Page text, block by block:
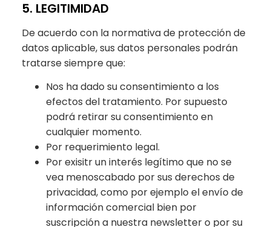
5. LEGITIMIDAD
De acuerdo con la normativa de protección de
datos aplicable, sus datos personales podrán
tratarse siempre que:
Nos ha dado su consentimiento a los
efectos del tratamiento. Por supuesto
podrá retirar su consentimiento en
cualquier momento.
Por requerimiento legal.
Por exisitr un interés legítimo que no se
vea menoscabado por sus derechos de
privacidad, como por ejemplo el envío de
información comercial bien por
suscripción a nuestra newsletter o por su